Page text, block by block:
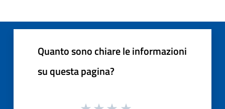
Quanto sono chiare le informazioni
su questa pagina?